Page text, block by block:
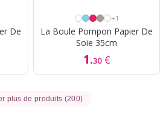
De
+1
La Boule Pompon Papier De
Soie 35cm
1.30 €
plus de produits (200)